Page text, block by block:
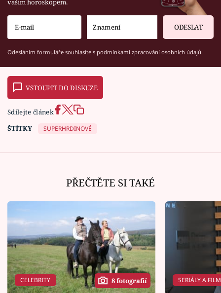
ODESLAT
Odesláním formuláře souhlasíte s podmínkami zpracování osobních údajů
VSTOUPIT DO DISKUZE
Sdílejte článek
ŠTÍTKY
SUPERHRDINOVÉ
PŘEČTĚTE SI TAKÉ
CELEBRITY 8 fotografií SERIÁLY A